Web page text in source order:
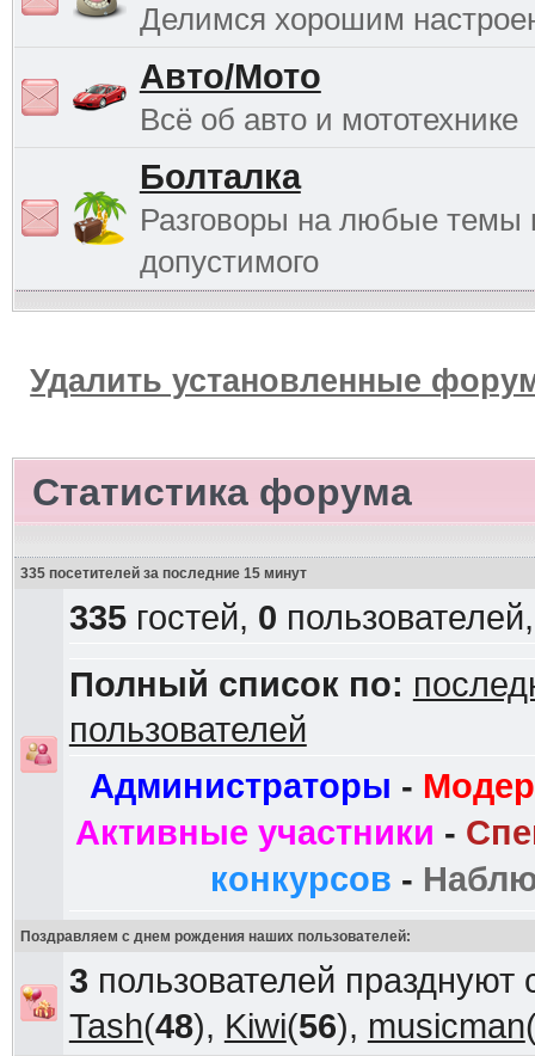
Делимся хорошим
Авто/Мото
Всё об авто и мототехнике
Болталка
Разговоры на любые темы
допустимого
Удалить установленные
Статистика форума
335 посетителей за последние 15 минут
335гостей, 0
Полный список по:
пользователей
Администраторы -
Активные участники -
конкурсов -
Поздравляем с днем рождения наших пользователей:
3 пользователей
Tash(48), Kiwi(56), musicman